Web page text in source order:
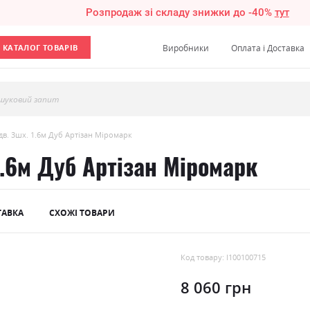
Розпродаж зі складу знижки до -40% тут
КАТАЛОГ ТОВАРІВ Виробники Оплата і Доставка
запит
3шх. 1.6м Дуб Артізан Міромарк
Дуб Артізан Міромарк
СХОЖІ ТОВАРИ
Код товару: l100100715
8 060 грн